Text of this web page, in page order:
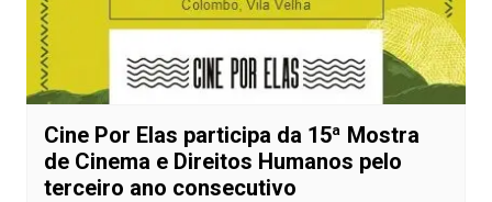
Cine Por Elas participa da 15ª Mostra
de Cinema e Direitos Humanos pelo
terceiro ano consecutivo